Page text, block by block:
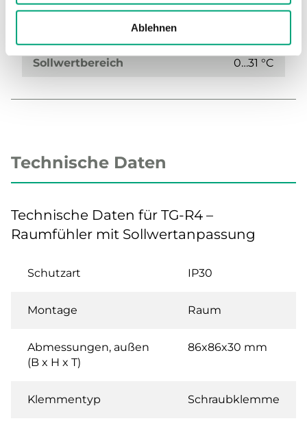
Ablehnen
DIN-Klasse B: ± (0,3 + 0,005 |T|°C)
Sollwertbereich 0…31 °C
Technische Daten
Technische Daten für TG-R4 –
Raumfühler mit Sollwertanpassung
Schutzart IP30
Montage Raum
Abmessungen, außen
(B x H x T)
86x86x30 mm
Klemmentyp Schraubklemme